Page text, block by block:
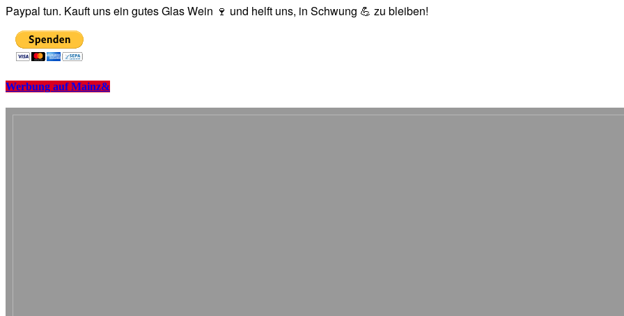
Paypal tun. Kauft uns ein gutes Glas Wein 🍷 und helft uns, in Schwung 💪 zu bleiben!
Werbung auf Mainz&